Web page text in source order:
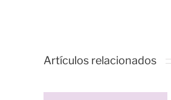
Artículos relacionados
estrategias de